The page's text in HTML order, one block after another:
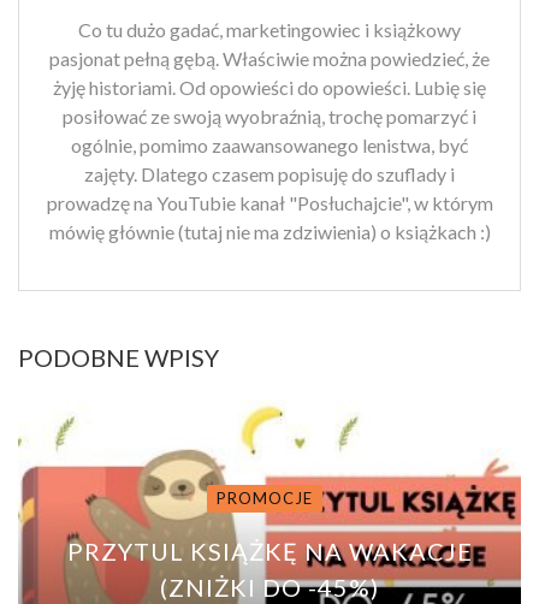
Co tu dużo gadać, marketingowiec i książkowy
pasjonat pełną gębą. Właściwie można powiedzieć, że
żyję historiami. Od opowieści do opowieści. Lubię się
posiłować ze swoją wyobraźnią, trochę pomarzyć i
ogólnie, pomimo zaawansowanego lenistwa, być
zajęty. Dlatego czasem popisuję do szuflady i
prowadzę na YouTubie kanał "Posłuchajcie", w którym
mówię głównie (tutaj nie ma zdziwienia) o książkach :)
PODOBNE WPISY
PROMOCJE
PRZYTUL KSIĄŻKĘ NA WAKACJE
(ZNIŻKI DO -45%)